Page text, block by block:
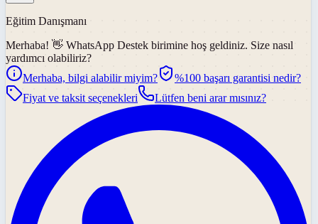
Eğitim Danışmanı
Merhaba! 👋 WhatsApp Destek birimine hoş geldiniz. Size nasıl
yardımcı olabiliriz?
Merhaba, bilgi alabilir miyim?
%100 başarı garantisi nedir?
Fiyat ve taksit seçenekleri
Lütfen beni arar mısınız?